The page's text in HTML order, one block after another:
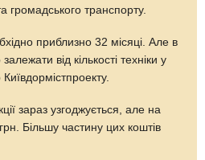
громадського транспорту.
приблизно 32 місяці. Але в
від кількості техніки у
зараз узгоджується, але на
Більшу частину цих коштів